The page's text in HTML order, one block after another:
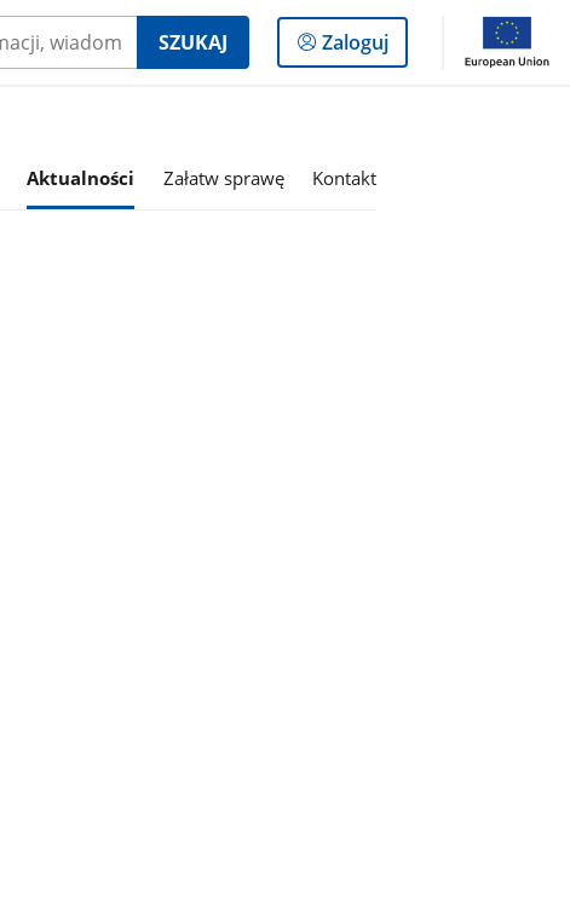
SZUKAJ
Logowanie
do
Zaloguj
Aktualności Załatw sprawę Kontakt